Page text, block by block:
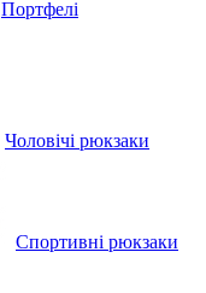
Портфелі
Чоловічі рюкзаки
Спортивні рюкзаки